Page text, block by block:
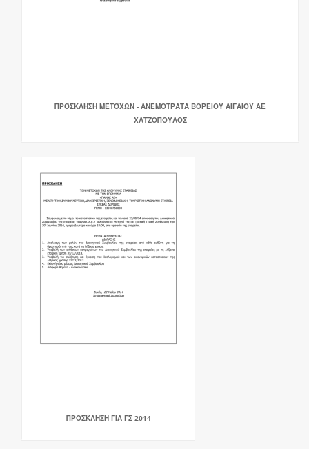
ΠΡΌΣΚΛΗΣΗ ΜΕΤΌΧΩΝ - ΑΝΕΜΟΤΡΑΤΑ ΒΟΡΕΙΟΥ ΑΙΓΑΙΟΥ ΑΕ
ΧΑΤΖΟΠΟΥΛΟΣ
ΠΡΟΣΚΛΗΣΗ ΓΙΑ ΓΣ 2014